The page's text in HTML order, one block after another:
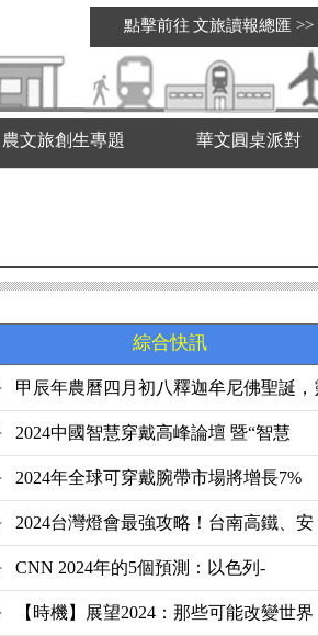
點擊前往 文旅讀報總匯 >>
農文旅創生專題 華文圓桌派對
綜合快訊
甲辰年農曆四月初八釋迦牟尼佛聖誕，
鷲
2024中國智慧穿戴高峰論壇 暨“智慧
2024年全球可穿戴腕帶市場將增長7%
2024台灣燈會最強攻略！台南高鐵、安
CNN 2024年的5個預測：以色列-
【時機】展望2024：那些可能改變世界